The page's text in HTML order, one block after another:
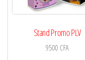
Stand Promo PLV
9500 CFA